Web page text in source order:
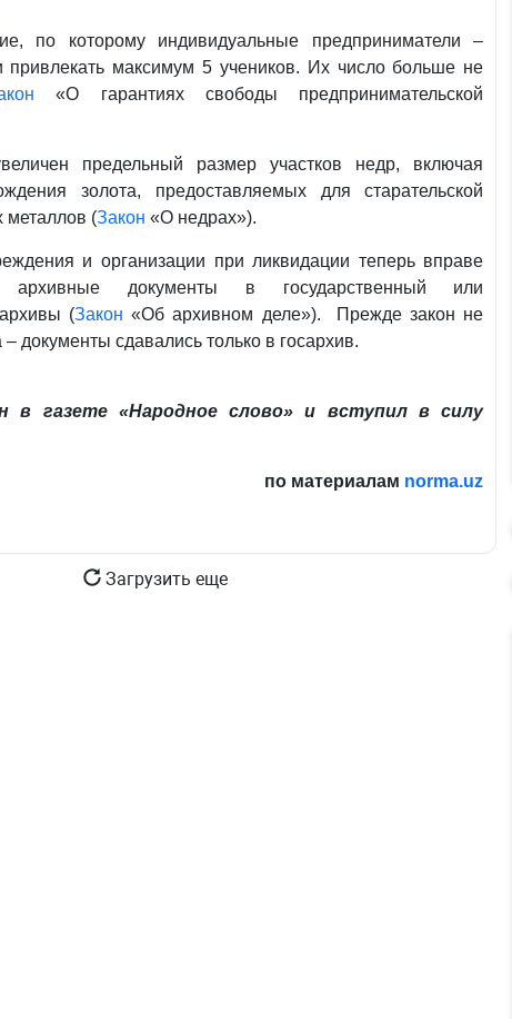
по которому индивидуальные предприниматели –
привлекать максимум 5 учеников. Их число больше не
«О гарантиях свободы предпринимательской
предельный размер участков недр, включая
золота, предоставляемых для старательской
металлов (Закон «О недрах»).
и организации при ликвидации теперь вправе
архивные документы в государственный или
(Закон «Об архивном деле»). Прежде закон не
документы сдавались только в госархив.
в газете «Народное слово» и вступил в силу
по материалам norma.uz
Загрузить еще